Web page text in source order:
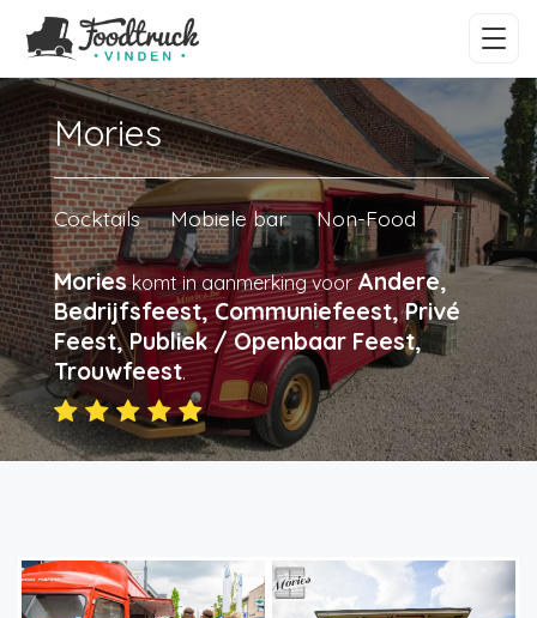
Mories
Cocktails Mobiele bar Non-Food
Morieskomt in aanmerking voorAndere,
Bedrijfsfeest, Communiefeest, Privé
Feest, Publiek / Openbaar Feest,
Trouwfeest.